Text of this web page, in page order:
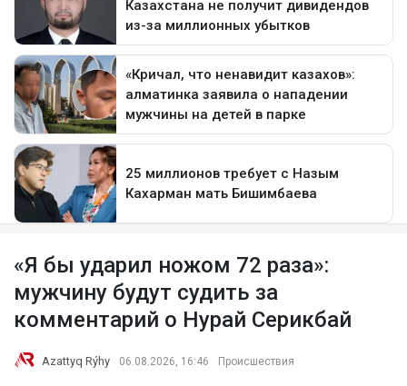
«Я бы ударил ножом 72 раза»:
мужчину будут судить за
комментарий о Нурай Серикбай
Azattyq Rýhy 06.08.2026, 16:46 Происшествия